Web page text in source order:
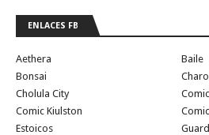
ENLACES FB
Aethera
Baile
Bonsai
Cholula City
Comic Kiulston
Estoicos